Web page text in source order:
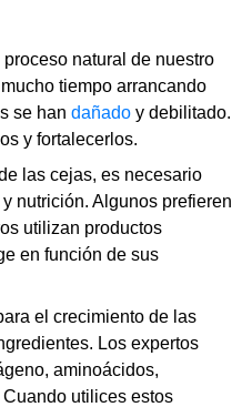
natural de nuestro
tiempo arrancando
se han dañado y debilitado.
y fortalecerlos.
las cejas, es necesario
nutrición. Algunos prefieren
utilizan productos
en función de sus
el crecimiento de las
Los expertos
aminoácidos,
utilices estos